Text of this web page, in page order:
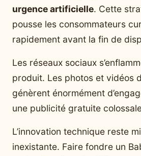
urgence artificielle. Cette
pousse les consommateurs
rapidement avant la fin de
Les réseaux sociaux
produit. Les photos et vidéos
génèrent énormément
une publicité gratuite
L’innovation technique reste
inexistante. Faire fondre un